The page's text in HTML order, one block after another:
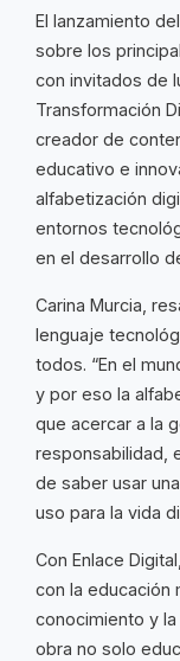
El lanzamiento
sobre los
con invitados de
Transformación
creador de
educativo e
alfabetización
entornos
en el desarrollo
Carina Murcia,
lenguaje
todos. “En el
y por eso la
que acercar a la
responsabilidad,
de saber usar
uso para la vida
Con Enlace
con la educación
conocimiento y
obra no solo